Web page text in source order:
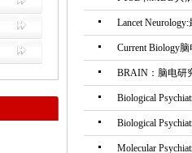
Lancet
Current Biology
BRAIN：脑电研
Biological
Biological
Molecular